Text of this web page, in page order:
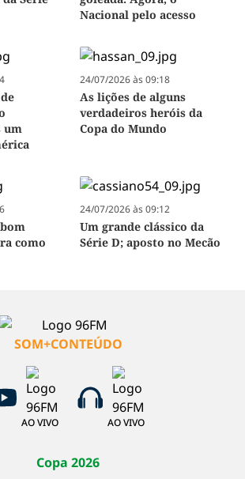
Nacional pelo acesso
um
24/07/2026 às 09:18
As lições de alguns
verdadeiros heróis da
Copa do Mundo
como
24/07/2026 às 09:12
Um grande clássico da
Série D; aposto no Mecão
SOM+CONTEÚDO
AO VIVO AO VIVO
Copa 2026